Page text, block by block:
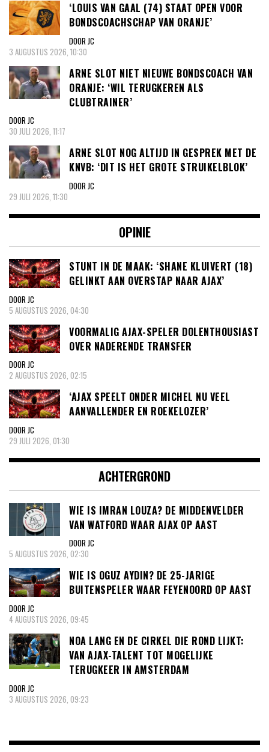
‘LOUIS VAN GAAL (74) STAAT OPEN VOOR
BONDSCOACHSCHAP VAN ORANJE’
DOOR JC
3 AUGUSTUS 2026, 10:30
ARNE SLOT NIET NIEUWE BONDSCOACH VAN
ORANJE: ‘WIL TERUGKEREN ALS
CLUBTRAINER’
DOOR JC
30 JULI 2026, 11:17
ARNE SLOT NOG ALTIJD IN GESPREK MET DE
KNVB: ‘DIT IS HET GROTE STRUIKELBLOK’
DOOR JC
29 JULI 2026, 11:30
OPINIE
STUNT IN DE MAAK: ‘SHANE KLUIVERT (18)
GELINKT AAN OVERSTAP NAAR AJAX’
DOOR JC
5 AUGUSTUS 2026, 04:30
VOORMALIG AJAX-SPELER DOLENTHOUSIAST
OVER NADERENDE TRANSFER
DOOR JC
2 AUGUSTUS 2026, 02:15
‘AJAX SPEELT ONDER MICHEL NU VEEL
AANVALLENDER EN ROEKELOZER’
DOOR JC
29 JULI 2026, 01:30
ACHTERGROND
WIE IS IMRAN LOUZA? DE MIDDENVELDER
VAN WATFORD WAAR AJAX OP AAST
DOOR JC
5 AUGUSTUS 2026, 02:30
WIE IS OGUZ AYDIN? DE 25-JARIGE
BUITENSPELER WAAR FEYENOORD OP AAST
DOOR JC
4 AUGUSTUS 2026, 09:45
NOA LANG EN DE CIRKEL DIE ROND LIJKT:
VAN AJAX-TALENT TOT MOGELIJKE
TERUGKEER IN AMSTERDAM
DOOR JC
3 AUGUSTUS 2026, 09:23